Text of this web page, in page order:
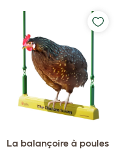
La balançoire à poules